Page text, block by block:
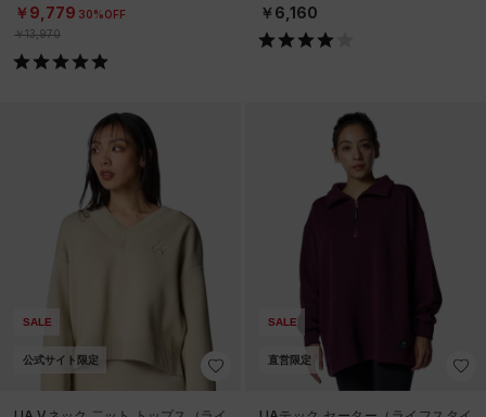
￥9,779 30%OFF
￥13,970
￥6,160
SALE
公式サイト限定
SALE
直営限定